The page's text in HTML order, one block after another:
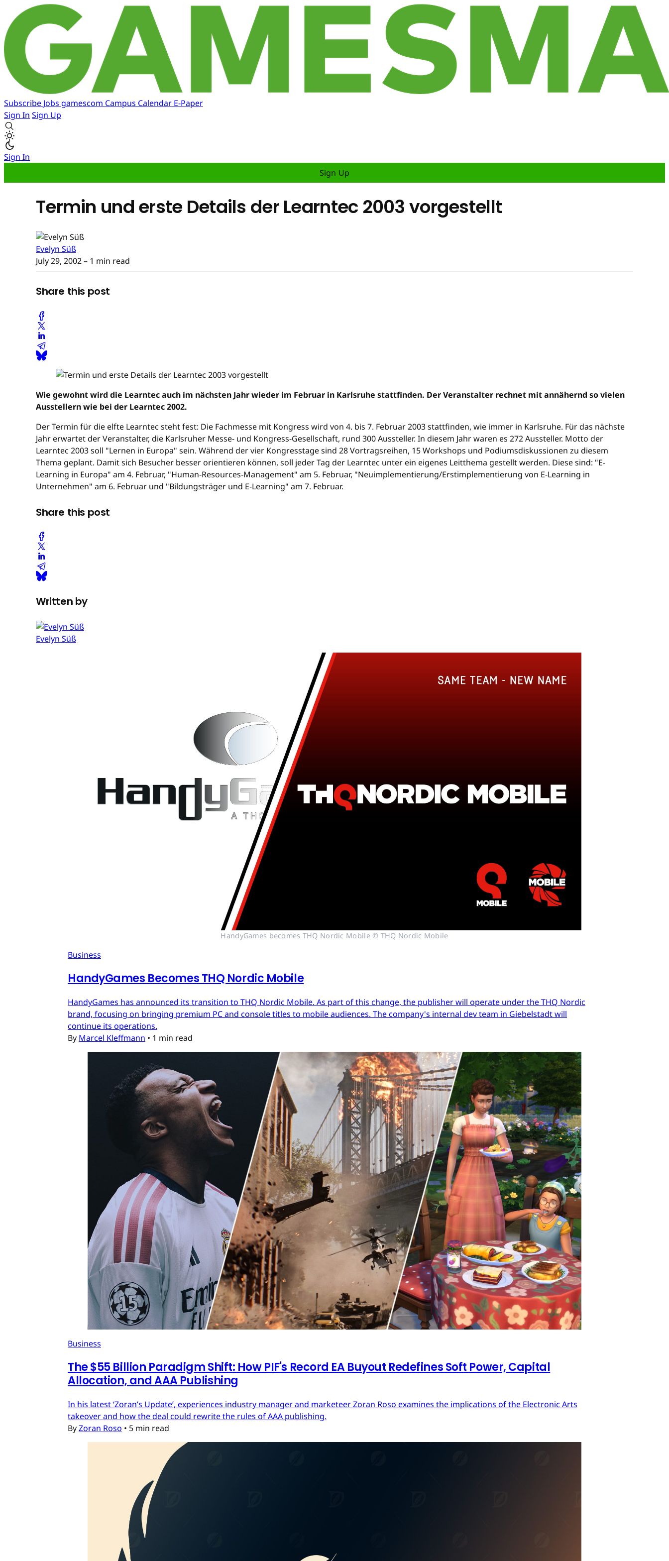
Subscribe Jobs gamescom Campus Calendar E-Paper
Sign In Sign Up
Sign In
Sign Up
Termin und erste Details der Learntec 2003 vorgestellt
Evelyn Süß
July 29, 2002– 1 min read
Share this post
Wie gewohnt wird die Learntec auch im nächsten Jahr wieder im Februar in Karlsruhe stattfinden. Der Veranstalter rechnet mit annähernd so vielen
Ausstellern wie bei der Learntec 2002.
Der Termin für die elfte Learntec steht fest: Die Fachmesse mit Kongress wird von 4. bis 7. Februar 2003 stattfinden, wie immer in Karlsruhe. Für das nächste
Jahr erwartet der Veranstalter, die Karlsruher Messe- und Kongress-Gesellschaft, rund 300 Aussteller. In diesem Jahr waren es 272 Aussteller. Motto der
Learntec 2003 soll "Lernen in Europa" sein. Während der vier Kongresstage sind 28 Vortragsreihen, 15 Workshops und Podiumsdiskussionen zu diesem
Thema geplant. Damit sich Besucher besser orientieren können, soll jeder Tag der Learntec unter ein eigenes Leitthema gestellt werden. Diese sind: "E-
Learning in Europa" am 4. Februar, "Human-Resources-Management" am 5. Februar, "Neuimplementierung/Erstimplementierung von E-Learning in
Unternehmen" am 6. Februar und "Bildungsträger und E-Learning" am 7. Februar.
Share this post
Written by
Evelyn Süß
HandyGames becomes THQ Nordic Mobile © THQ Nordic Mobile
Business
HandyGames Becomes THQ Nordic Mobile
HandyGames has announced its transition to THQ Nordic Mobile. As part of this change, the publisher will operate under the THQ Nordic
brand, focusing on bringing premium PC and console titles to mobile audiences. The company's internal dev team in Giebelstadt will
continue its operations.
By Marcel Kleffmann • 1 min read
Business
The $55 Billion Paradigm Shift: How PIF's Record EA Buyout Redefines Soft Power, Capital
Allocation, and AAA Publishing
In his latest ‘Zoran’s Update’, experiences industry manager and marketeer Zoran Roso examines the implications of the Electronic Arts
takeover and how the deal could rewrite the rules of AAA publishing.
ByZoran Roso • 5 min read